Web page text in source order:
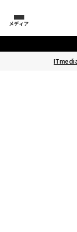
メディア